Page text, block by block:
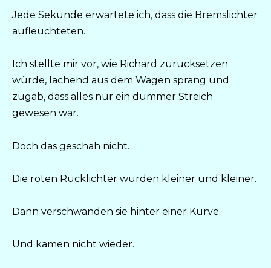
Jede Sekunde erwartete ich, dass die Bremslichter
aufleuchteten.
Ich stellte mir vor, wie Richard zurücksetzen
würde, lachend aus dem Wagen sprang und
zugab, dass alles nur ein dummer Streich
gewesen war.
Doch das geschah nicht.
Die roten Rücklichter wurden kleiner und kleiner.
Dann verschwanden sie hinter einer Kurve.
Und kamen nicht wieder.